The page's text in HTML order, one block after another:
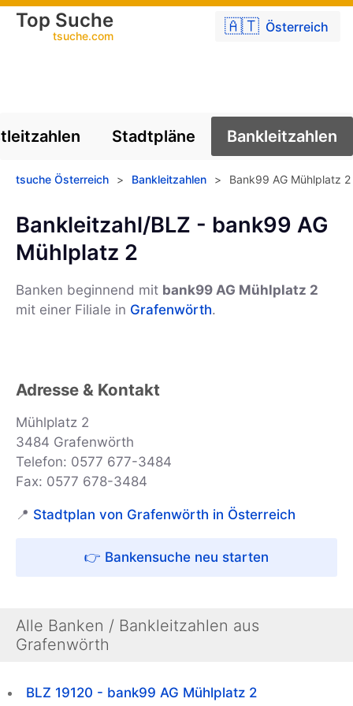
🇦🇹 Österreich
Top Suche
tsuche.com
Stadtpläne Bankleitzahlen
tsuche Österreich > Bankleitzahlen > Bank99 AG Mühlplatz 2
Bankleitzahl/BLZ - bank99 AG
Mühlplatz 2
Banken beginnend mit bank99 AG Mühlplatz 2
mit einer Filiale in Grafenwörth.
Adresse & Kontakt
Mühlplatz 2
3484 Grafenwörth
Telefon: 0577 677-3484
Fax: 0577 678-3484
📍 Stadtplan von Grafenwörth in Österreich
👉 Bankensuche neu starten
Alle Banken / Bankleitzahlen aus
Grafenwörth
BLZ 19120 - bank99 AG Mühlplatz 2